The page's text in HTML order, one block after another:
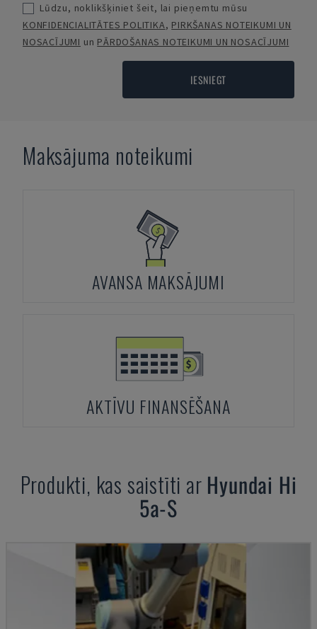
Lūdzu, noklikšķiniet šeit, lai pieņemtu mūsu
KONFIDENCIALITĀTES POLITIKA, PIRKŠANAS NOTEIKUMI UN
NOSACĪJUMI un PĀRDOŠANAS NOTEIKUMI UN NOSACĪJUMI
IESNIEGT
Maksājuma noteikumi
AVANSA MAKSĀJUMI
AKTĪVU FINANSĒŠANA
Produkti, kas saistīti ar Hyundai Hi
5a-S